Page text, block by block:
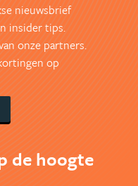
nieuwsbrief
insider tips.
onze partners.
op
de hoogte